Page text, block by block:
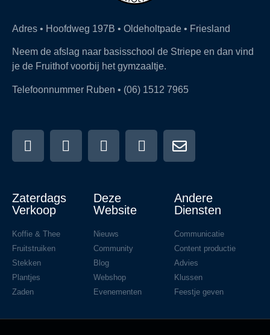
Adres • Hoofdweg 197B • Oldeholtpade • Friesland
Neem de afslag naar basisschool de Striepe en dan vind
je de Fruithof voorbij het gymzaaltje.
Telefoonnummer Ruben • (06) 1512 7965
Zaterdags
Verkoop
Koffie & Thee
Fruitstruiken
Stekken
Plantjes
Zaden
Deze
Website
Nieuws
Community
Blog
Webshop
Evenementen
Andere
Diensten
Communicatie
Content productie
Advies
Klussen
Feestje geven